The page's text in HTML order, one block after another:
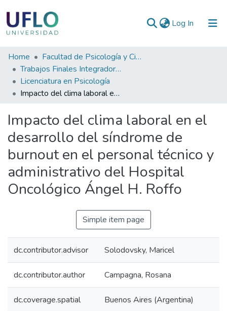
Log In (current)
Communities
&
Collections
Statistics
Home
Facultad de Psicología y Ciencias Sociales
Trabajos Finales Integradores (TFI) de Grado
Licenciatura en Psicología
Impacto del clima laboral en el desarrollo del síndrome de burnout en el personal técnico y administrativo del Hospital Oncológico Ángel H. Roffo
Impacto del clima laboral en el
desarrollo del síndrome de
burnout en el personal técnico y
administrativo del Hospital
Oncológico Ángel H. Roffo
Simple item page
dc.contributor.advisor Solodovsky, Maricel
dc.contributor.author Campagna, Rosana
dc.coverage.spatial Buenos Aires (Argentina)